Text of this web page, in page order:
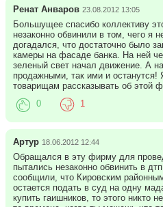
Ренат Анваров 23.08.2012 13:05
Большущее спасибо коллективу
незаконно обвинили в том, чего я
догадался, что достаточно было
камеры на фасаде банка. На ней
зеленый свет начал движение. А
продажными, так ими и
товарищам рассказывать об этой
0 1
Артур 18.06.2012 12:44
Обращался в эту фирму для
пытались незаконно обвинить в
сообщили, что Кировским
остается подать в суд на одну
купить гаишников, то этого никто